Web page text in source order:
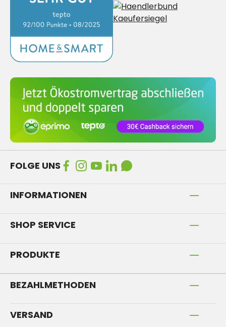
FOLGE UNS
INFORMATIONEN
SHOP SERVICE
PRODUKTE
BEZAHLMETHODEN
VERSAND